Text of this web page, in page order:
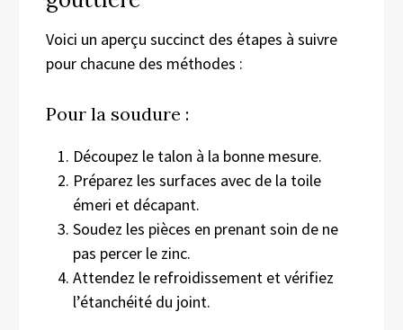
Voici un aperçu succinct des étapes à suivre
pour chacune des méthodes :
Pour la soudure :
Découpez le talon à la bonne mesure.
Préparez les surfaces avec de la toile
émeri et décapant.
Soudez les pièces en prenant soin de ne
pas percer le zinc.
Attendez le refroidissement et vérifiez
l’étanchéité du joint.